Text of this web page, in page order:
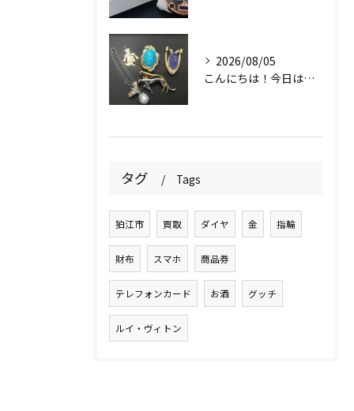
2026/08/05
こんにちは！今日は素敵なアクセサリーをお買取りさせていただき...
タグ Tags
狛江市 買取 ダイヤ 金 指輪
財布 スマホ 商品券
テレフォンカード お酒 グッチ
ルイ・ヴィトン